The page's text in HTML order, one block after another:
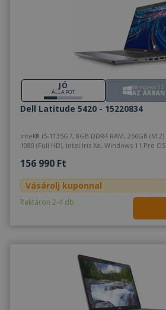
JÓ
ÁLLAPOT
Windows 11
AZ ÁRBAN
Dell Latitude 5420 - 15220834
Intel® i5-1135G7, 8GB DDR4 RAM, 256GB (M.2) SSD, 14" (35,5 cm), 1920 x
1080 (Full HD), Intel Iris Xe, Windows 11 Pro OS
156 990 Ft
Vásárolj kuponnal
Raktáron 2-4 db